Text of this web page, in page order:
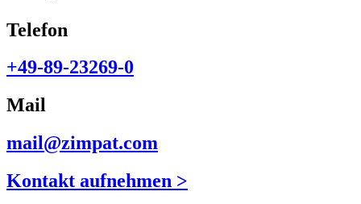
Telefon
+49-89-23269-0
Mail
mail@zimpat.com
Kontakt aufnehmen >